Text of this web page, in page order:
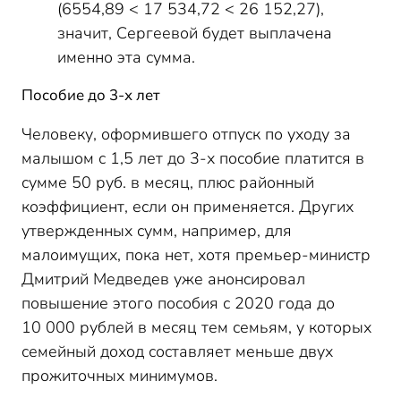
(6554,89 < 17 534,72 < 26 152,27),
значит, Сергеевой будет выплачена
именно эта сумма.
Пособие до 3-х лет
Человеку, оформившего отпуск по уходу за
малышом с 1,5 лет до 3-х пособие платится в
сумме 50 руб. в месяц, плюс районный
коэффициент, если он применяется. Других
утвержденных сумм, например, для
малоимущих, пока нет, хотя премьер-министр
Дмитрий Медведев уже анонсировал
повышение этого пособия с 2020 года до
10 000 рублей в месяц тем семьям, у которых
семейный доход составляет меньше двух
прожиточных минимумов.